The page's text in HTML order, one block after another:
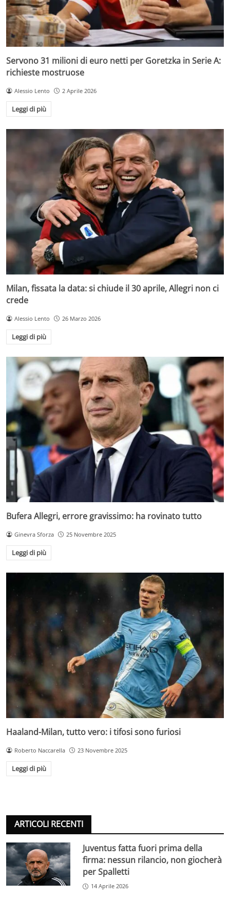
Servono 31 milioni di euro netti per Goretzka in Serie A:
richieste mostruose
Alessio Lento 2 Aprile 2026
Leggi di più
Milan, fissata la data: si chiude il 30 aprile, Allegri non ci
crede
Alessio Lento 26 Marzo 2026
Leggi di più
Bufera Allegri, errore gravissimo: ha rovinato tutto
Ginevra Sforza 25 Novembre 2025
Leggi di più
Haaland-Milan, tutto vero: i tifosi sono furiosi
Roberto Naccarella 23 Novembre 2025
Leggi di più
ARTICOLI RECENTI
Juventus fatta fuori prima della
firma: nessun rilancio, non giocherà
per Spalletti
14 Aprile 2026